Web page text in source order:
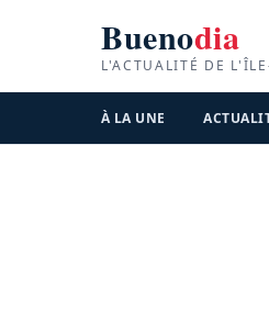
Buenodia
L'ACTUALITÉ DE
À LA UNE